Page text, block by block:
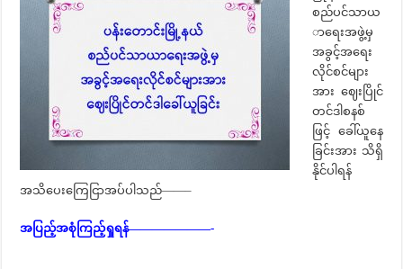
စည်ပင်သာယ
ာရေးအဖွဲ့မှ
အခွင့်အရေး
လိုင်စင်များ
အား ဈေးပြိုင်
တင်ဒါစနစ်
ဖြင့် ခေါ်ယူနေ
ခြင်းအား သိရှိ
နိုင်ပါရန်
အသိပေးကြေငြာအပ်ပါသည်——–
အပြည့်အစုံကြည့်ရှုရန်———————-